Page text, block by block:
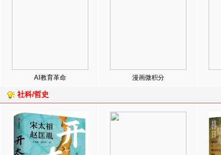
AI教育革命 漫画微积分
社科/哲史